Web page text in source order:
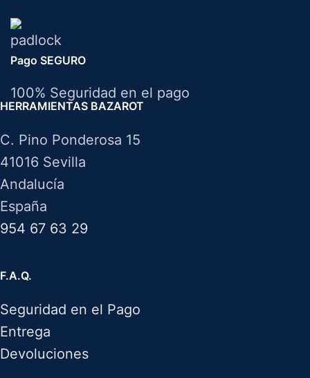
Pago SEGURO
100% Seguridad en el pago
HERRAMIENTAS BAZAROT
C. Pino Ponderosa 15
41016 Sevilla
Andalucía
España
954 67 63 29
F.A.Q.
Seguridad en el Pago
Entrega
Devoluciones